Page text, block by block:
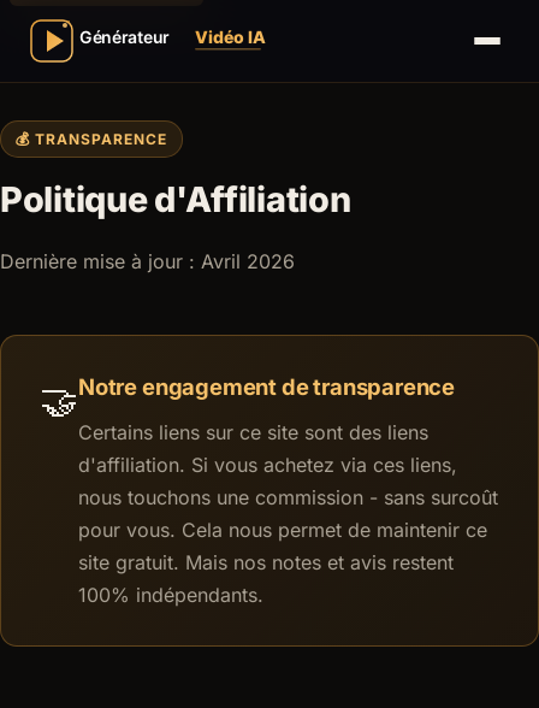
💰 TRANSPARENCE
Politique d'Affiliation
Dernière mise à jour : Avril 2026
🤝Notre engagement de transparence
Certains liens sur ce site sont des liens
d'affiliation. Si vous achetez via ces liens,
nous touchons une commission - sans surcoût
pour vous. Cela nous permet de maintenir ce
site gratuit. Mais nos notes et avis restent
100% indépendants.